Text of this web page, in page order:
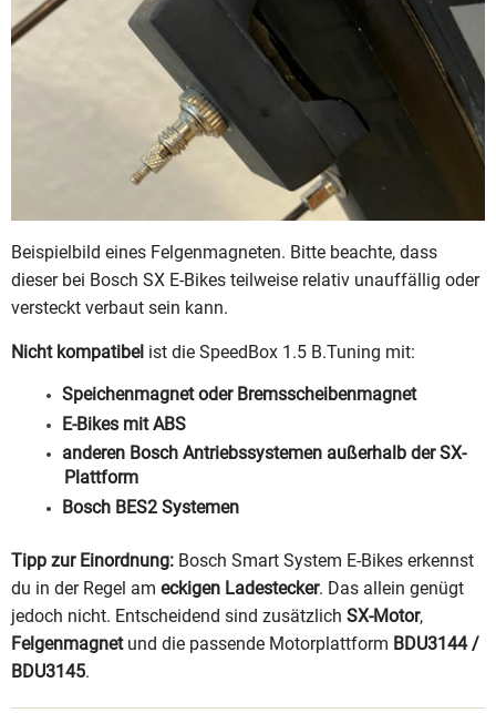
Beispielbild eines Felgenmagneten. Bitte beachte, dass
dieser bei Bosch SX E-Bikes teilweise relativ unauffällig oder
versteckt verbaut sein kann.
Nicht kompatibel ist die SpeedBox 1.5 B.Tuning mit:
Speichenmagnet oder Bremsscheibenmagnet
E-Bikes mit ABS
anderen Bosch Antriebssystemen außerhalb der SX-
Plattform
Bosch BES2 Systemen
Tipp zur Einordnung: Bosch Smart System E-Bikes erkennst
du in der Regel am eckigen Ladestecker. Das allein genügt
jedoch nicht. Entscheidend sind zusätzlich SX-Motor,
Felgenmagnetund die passende Motorplattform BDU3144 /
BDU3145.